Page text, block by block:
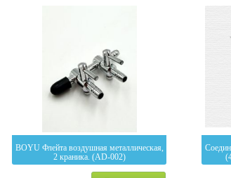
BOYU Флейта воздушная металлическая,
2 краника. (AD-002)